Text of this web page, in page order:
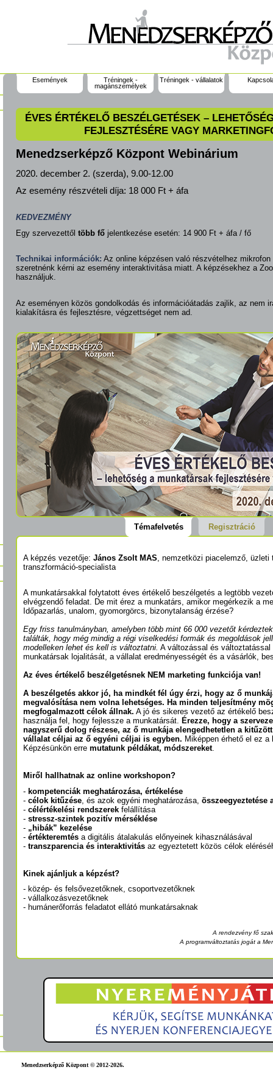
Események
Tréningek -
magánszemélyek
Tréningek - vállalatok
ÉVES ÉRTÉKELŐ BESZÉLGETÉSEK –
FEJLESZTÉSÉRE VAGY
Menedzserképző Központ Webinárium
2020. december 2. (szerda), 9.00-12.00
Az esemény részvételi díja: 18 000 Ft + áfa
KEDVEZMÉNY
Egy szervezettől több fő jelentkezése esetén: 14 900 Ft + áfa / fő
Technikai információk: Az online képzésen való részvételhez
szeretnénk kérni az esemény interaktivitása miatt. A képzésekhez a
használjuk.
Az eseményen közös gondolkodás és információátadás zajlik, az nem
kialakításra és fejlesztésre, végzettséget nem ad.
Témafelvetés Regisztráció
A képzés vezetője: János Zsolt MAS, nemzetközi piacelemző, üzleti
transzformáció-specialista
A munkatársakkal folytatott éves értékelő beszélgetés a legtöbb
elvégzendő feladat. De mit érez a munkatárs, amikor megérkezik a
Időpazarlás, unalom, gyomorgörcs, bizonytalanság érzése?
Egy friss tanulmányban, amelyben több mint 66 000 vezetőt
találták, hogy még mindig a régi viselkedési formák és megoldások
modelleken lehet és kell is változtatni. A változással és
munkatársak lojalitását, a vállalat eredményességét és a vásárlók,
Az éves értékelő beszélgetésnek NEM marketing funkciója van!
A beszélgetés akkor jó, ha mindkét fél úgy érzi, hogy az ő
megvalósítása nem volna lehetséges. Ha minden teljesítmény
megfogalmazott célok állnak. A jó és sikeres vezető az értékelő
használja fel, hogy fejlessze a munkatársát. Érezze, hogy a
nagyszerű dolog részese, az ő munkája elengedhetetlen a
vállalat céljai az ő egyéni céljai is egyben. Miképpen érhető el ez
Képzésünkön erre mutatunk példákat, módszereket.
Miről hallhatnak az online workshopon?
- kompetenciák meghatározása, értékelése
- célok kitűzése , és azok egyéni meghatározása, összeegyeztetése
- célértékelési rendszerek felállítása
- stressz-szintek pozitív mérséklése
- „hibák” kezelése
- értékteremtés a digitális átalakulás előnyeinek kihasználásával
- transzparencia és interaktivitás az egyeztetett közös célok
Kinek ajánljuk a képzést?
- közép- és felsővezetőknek, csoportvezetőknek
- vállalkozásvezetőknek
- humánerőforrás feladatot ellátó munkatársaknak
A rendezvény fő
A programváltoztatás jogát a
Menedzserképző Központ © 2012-2026.